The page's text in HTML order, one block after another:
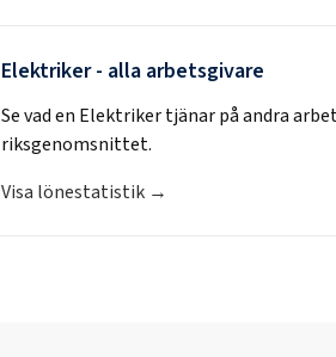
Elektriker- alla arbetsgivare
Se vad en Elektrikertjänar på andra
riksgenomsnittet.
Visa lönestatistik →